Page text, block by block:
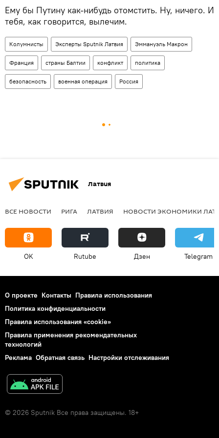
Ему бы Путину как-нибудь отомстить. Ну, ничего. И
тебя, как говорится, вылечим.
Колумнисты Эксперты Sputnik Латвия Эммануэль Макрон
Франция страны Балтии конфликт политика
безопасность военная операция Россия
Латвия
ВСЕ НОВОСТИ РИГА ЛАТВИЯ НОВОСТИ ЭКОНОМИКИ
OK Rutube Дзен Telegram
О проекте Контакты Правила использования
Политика конфиденциальности
Правила использования «cookie»
Правила применения рекомендательных
технологий
Реклама Обратная связь Настройки отслеживания
© 2026 Sputnik Все права защищены. 18+